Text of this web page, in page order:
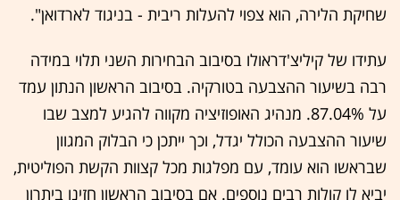
שחיקת הלירה, הוא צפוי להעלות ריבית - בניגוד לארדואן".
עתידו של קיליצ'דראולו בסיבוב הבחירות השני תלוי במידה
רבה בשיעור ההצבעה בטורקיה. בסיבוב הראשון הנתון עמד
על 87.04%. מנהיג האופוזיציה מקווה להגיע למצב שבו
שיעור ההצבעה הכולל יגדל, וכך ייתכן כי הבלוק המגוון
שבראשו הוא עומד, עם מפלגות מכל קצוות הקשת הפוליטית,
יביא לו קולות רבים נוספים. אם בסיבוב הראשון חזינו ביתרון